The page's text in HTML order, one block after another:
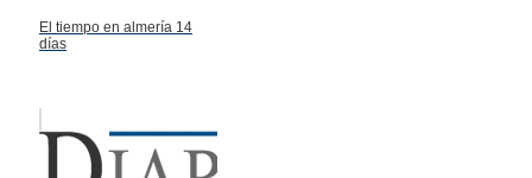
El tiempo en almería 14
días